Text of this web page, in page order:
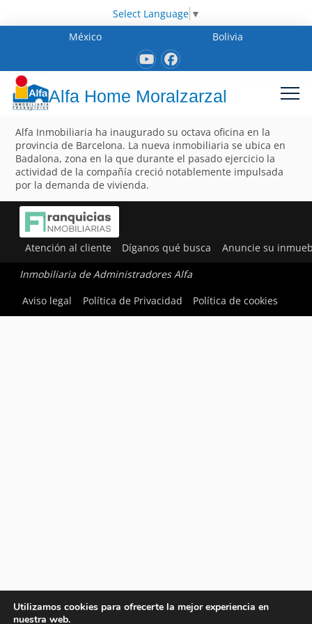
Select Language ▼
México
Bolivia
Alfa Home Moralzarzal
Alfa Inmobiliaria ha inaugurado su octava oficina en la
provincia de Barcelona. La nueva inmobiliaria se ubica en
Badalona, zona en la que durante el pasado ejercicio la
actividad de la compañía creció notablemente impulsada
por la demanda de vivienda.
Atención al cliente Díganos qué busca Anuncie su
Inmobiliaria de Administradores Alfa
Aviso legal
Política de Privacidad Política de cookies
Utilizamos cookies para ofrecerte la mejor experiencia en
nuestra web.